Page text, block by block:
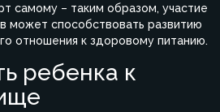
самому – таким образом, участие
может способствовать развитию
отношения к здоровому питанию.
ребенка к